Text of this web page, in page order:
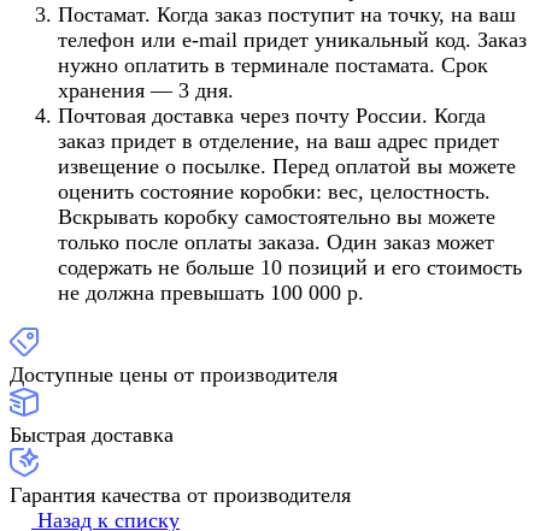
Постамат. Когда заказ поступит на точку, на ваш
телефон или e-mail придет уникальный код. Заказ
нужно оплатить в терминале постамата. Срок
хранения — 3 дня.
Почтовая доставка через почту России. Когда
заказ придет в отделение, на ваш адрес придет
извещение о посылке. Перед оплатой вы можете
оценить состояние коробки: вес, целостность.
Вскрывать коробку самостоятельно вы можете
только после оплаты заказа. Один заказ может
содержать не больше 10 позиций и его стоимость
не должна превышать 100 000 р.
Доступные цены от производителя
Быстрая доставка
Гарантия качества от производителя
Назад к списку